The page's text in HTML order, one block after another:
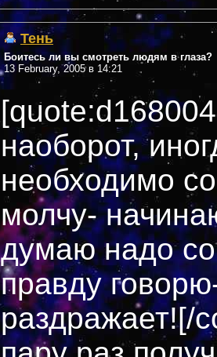
Тень
Боитесь ли вы смотреть людям в глаза?
13 February, 2005 в 14:21
наоборот,
необходимо
молчу-
думаю надо
правду
раздражает![/